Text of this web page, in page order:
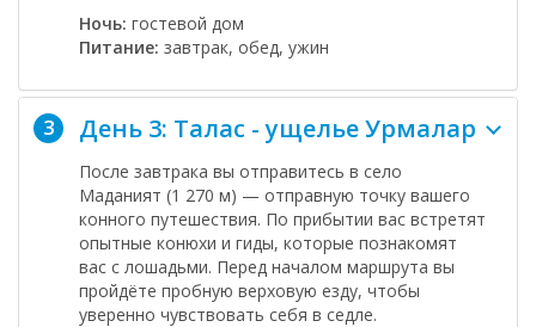
Ночь: гостевой дом
Питание: завтрак, обед, ужин
День 3: Талас - ущелье Урмалар
3
После завтрака вы отправитесь в село
Маданият (1 270 м) — отправную точку вашего
конного путешествия. По прибытии вас встретят
опытные конюхи и гиды, которые познакомят
вас с лошадьми. Перед началом маршрута вы
пройдёте пробную верховую езду, чтобы
уверенно чувствовать себя в седле.